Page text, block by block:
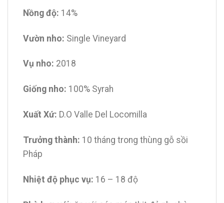
Nồng độ: 14%
Vườn nho: Single Vineyard
Vụ nho: 2018
Giống nho: 100% Syrah
Xuất Xứ: D.O Valle Del Locomilla
Trưởng thành: 10 tháng trong thùng gỗ sồi
Pháp
Nhiệt độ phục vụ: 16 – 18 độ